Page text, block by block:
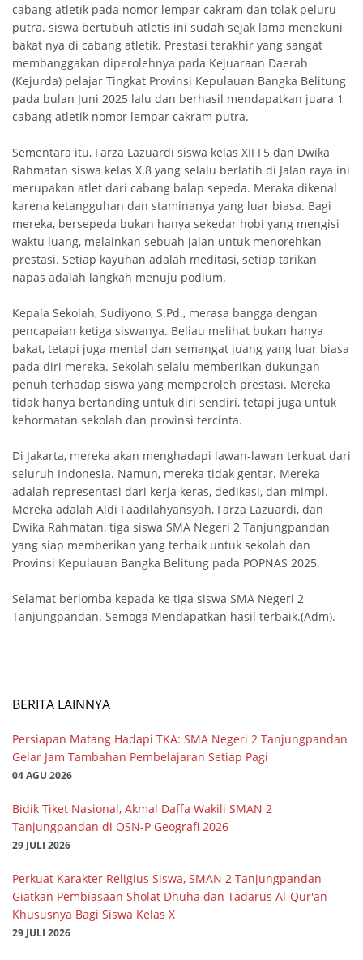
cabang atletik pada nomor lempar cakram dan tolak peluru
putra. siswa bertubuh atletis ini sudah sejak lama menekuni
bakat nya di cabang atletik. Prestasi terakhir yang sangat
membanggakan diperolehnya pada Kejuaraan Daerah
(Kejurda) pelajar Tingkat Provinsi Kepulauan Bangka Belitung
pada bulan Juni 2025 lalu dan berhasil mendapatkan juara 1
cabang atletik nomor lempar cakram putra.
Sementara itu, Farza Lazuardi siswa kelas XII F5 dan Dwika
Rahmatan siswa kelas X.8 yang selalu berlatih di Jalan raya ini
merupakan atlet dari cabang balap sepeda. Meraka dikenal
karena ketangguhan dan staminanya yang luar biasa. Bagi
mereka, bersepeda bukan hanya sekedar hobi yang mengisi
waktu luang, melainkan sebuah jalan untuk menorehkan
prestasi. Setiap kayuhan adalah meditasi, setiap tarikan
napas adalah langkah menuju podium.
Kepala Sekolah, Sudiyono, S.Pd., merasa bangga dengan
pencapaian ketiga siswanya. Beliau melihat bukan hanya
bakat, tetapi juga mental dan semangat juang yang luar biasa
pada diri mereka. Sekolah selalu memberikan dukungan
penuh terhadap siswa yang memperoleh prestasi. Mereka
tidak hanya bertanding untuk diri sendiri, tetapi juga untuk
kehormatan sekolah dan provinsi tercinta.
Di Jakarta, mereka akan menghadapi lawan-lawan terkuat dari
seluruh Indonesia. Namun, mereka tidak gentar. Mereka
adalah representasi dari kerja keras, dedikasi, dan mimpi.
Mereka adalah Aldi Faadilahyansyah, Farza Lazuardi, dan
Dwika Rahmatan, tiga siswa SMA Negeri 2 Tanjungpandan
yang siap memberikan yang terbaik untuk sekolah dan
Provinsi Kepulauan Bangka Belitung pada POPNAS 2025.
Selamat berlomba kepada ke tiga siswa SMA Negeri 2
Tanjungpandan. Semoga Mendapatkan hasil terbaik.(Adm).
BERITA LAINNYA
Persiapan Matang Hadapi TKA: SMA Negeri 2 Tanjungpandan
Gelar Jam Tambahan Pembelajaran Setiap Pagi
04 AGU 2026
Bidik Tiket Nasional, Akmal Daffa Wakili SMAN 2
Tanjungpandan di OSN-P Geografi 2026
29 JULI 2026
Perkuat Karakter Religius Siswa, SMAN 2 Tanjungpandan
Giatkan Pembiasaan Sholat Dhuha dan Tadarus Al-Qur'an
Khususnya Bagi Siswa Kelas X
29 JULI 2026